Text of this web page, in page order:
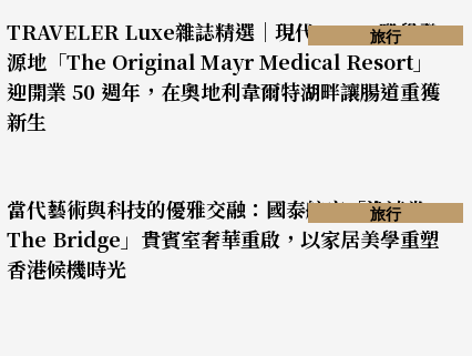
TRAVELER Luxe雜誌精選｜現代 Mayr 醫學發
源地「The Original Mayr Medical Resort」
迎開業 50 週年，在奧地利韋爾特湖畔讓腸道重獲
新生
旅行
當代藝術與科技的優雅交融：國泰航空「逸連堂
The Bridge」貴賓室奢華重啟，以家居美學重塑
香港候機時光
旅行